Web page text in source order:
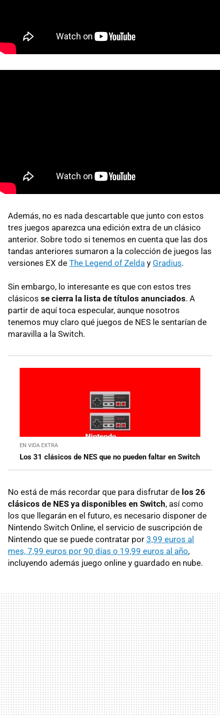
Además, no es nada descartable que junto con estos
tres juegos aparezca una edición extra de un clásico
anterior. Sobre todo si tenemos en cuenta que las dos
tandas anteriores sumaron a la colección de juegos las
versiones EX de The Legend of Zelda y Gradius.
Sin embargo, lo interesante es que con estos tres
clásicos se cierra la lista de títulos anunciados. A
partir de aquí toca especular, aunque nosotros
tenemos muy claro qué juegos de NES le sentarían de
maravilla a la Switch.
EN VIDA EXTRA
Los 31 clásicos de NES que no pueden faltar en Switch
No está de más recordar que para disfrutar de los 26
clásicos de NES ya disponibles en Switch, así como
los que llegarán en el futuro, es necesario disponer de
Nintendo Switch Online, el servicio de suscripción de
Nintendo que se puede contratar por 3,99 euros al
mes, 7,99 euros por 90 días o 19,99 euros al año,
incluyendo además juego online y guardado en nube.